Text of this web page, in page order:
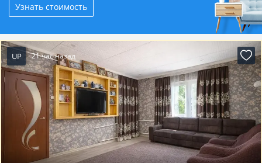
Узнать стоимость
UP 21 час назад